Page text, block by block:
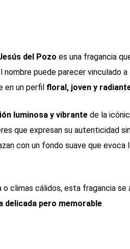
del Pozo es una fragancia
nombre puede parecer vinculado
en un perfil floral, joven y
luminosa y vibrantede la
que expresan su autenticidad
con un fondo suave que evoca
o climas cálidos, esta fragancia se
delicada pero memorable.